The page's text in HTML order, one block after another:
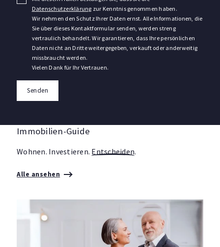
Datenschutzerklärung zur Kenntnis genommen haben.
Wir nehmen den Schutz Ihrer Daten ernst. Alle Informationen, die
Sie über dieses Kontaktformular senden, werden streng
vertraulich behandelt. Wir garantieren, dass Ihre persönlichen
Daten nicht an Dritte weitergegeben, verkauft oder anderweitig
missbraucht werden.
Vielen Dank für Ihr Vertrauen.
Senden
Immobilien-Guide
Wohnen. Investieren. Entscheiden.
Alle ansehen